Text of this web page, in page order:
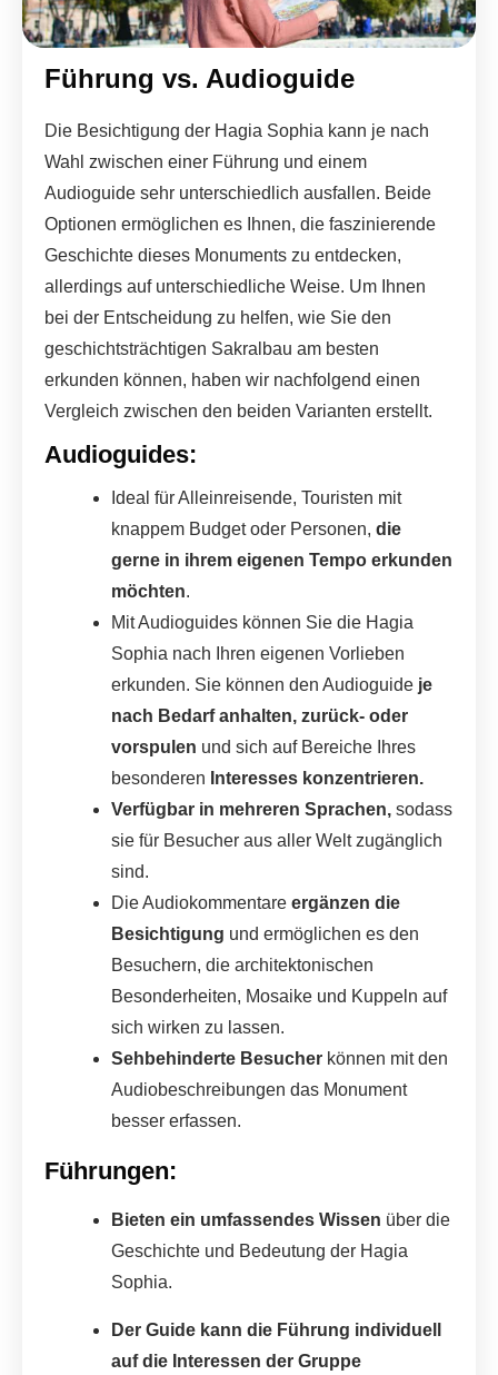
Führung vs. Audioguide
Die Besichtigung der Hagia Sophia kann je nach
Wahl zwischen einer Führung und einem
Audioguide sehr unterschiedlich ausfallen. Beide
Optionen ermöglichen es Ihnen, die faszinierende
Geschichte dieses Monuments zu entdecken,
allerdings auf unterschiedliche Weise. Um Ihnen
bei der Entscheidung zu helfen, wie Sie den
geschichtsträchtigen Sakralbau am besten
erkunden können, haben wir nachfolgend einen
Vergleich zwischen den beiden Varianten erstellt.
Audioguides:
Ideal für Alleinreisende, Touristen mit
knappem Budget oder Personen, die
gerne in ihrem eigenen Tempo erkunden
möchten.
Mit Audioguides können Sie die Hagia
Sophia nach Ihren eigenen Vorlieben
erkunden. Sie können den Audioguide je
nach Bedarf anhalten, zurück- oder
vorspulen und sich auf Bereiche Ihres
besonderen Interesses konzentrieren.
Verfügbar in mehreren Sprachen, sodass
sie für Besucher aus aller Welt zugänglich
sind.
Die Audiokommentare ergänzen die
Besichtigung und ermöglichen es den
Besuchern, die architektonischen
Besonderheiten, Mosaike und Kuppeln auf
sich wirken zu lassen.
Sehbehinderte Besucher können mit den
Audiobeschreibungen das Monument
besser erfassen.
Führungen:
Bieten ein umfassendes Wissen über die
Geschichte und Bedeutung der Hagia
Sophia.
Der Guide kann die Führung individuell
auf die Interessen der Gruppe